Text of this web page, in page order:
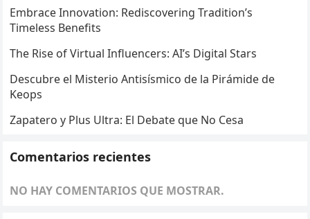
Embrace Innovation: Rediscovering Tradition’s
Timeless Benefits
The Rise of Virtual Influencers: AI’s Digital Stars
Descubre el Misterio Antisísmico de la Pirámide de
Keops
Zapatero y Plus Ultra: El Debate que No Cesa
Comentarios recientes
NO HAY COMENTARIOS QUE MOSTRAR.